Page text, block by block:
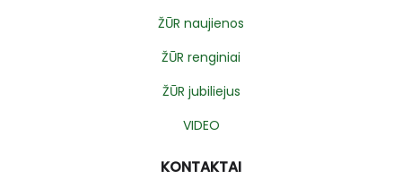
ŽŪR naujienos
ŽŪR renginiai
ŽŪR jubiliejus
VIDEO
KONTAKTAI